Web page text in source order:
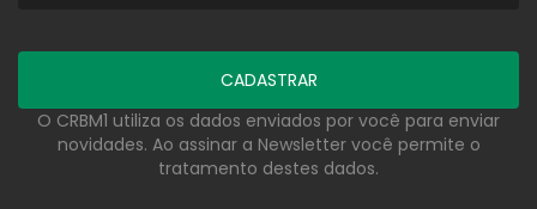
O CRBM1 utiliza os dados enviados por você para enviar
novidades. Ao assinar a Newsletter você permite o
tratamento destes dados.